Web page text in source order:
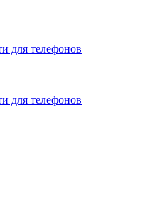
для телефонов
для телефонов